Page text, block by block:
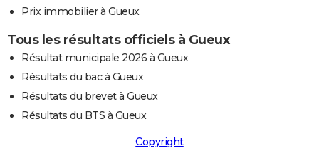
Prix immobilier à Gueux
Tous les résultats officiels à Gueux
Résultat municipale 2026 à Gueux
Résultats du bac à Gueux
Résultats du brevet à Gueux
Résultats du BTS à Gueux
Copyright